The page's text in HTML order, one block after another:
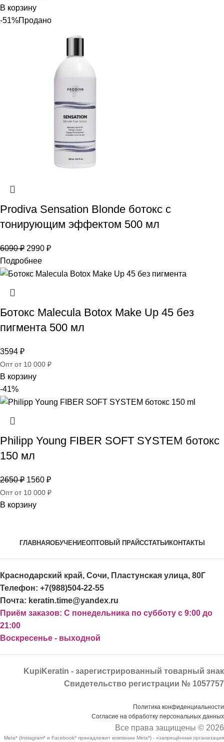
В корзину
-51%Продано
Prodiva Sensation Blonde ботокс с
тонирующим эффектом 500 мл
6090₽ 2990 ₽
Подробнее
Ботокс Malecula Botox Make Up 45 без
пигмента 500 мл
3594 ₽
Опт от 10 000 ₽
В корзину
-41%
Philipp Young FIBER SOFT SYSTEM ботокс
150 мл
2650₽ 1560 ₽
Опт от 10 000 ₽
В корзину
ГЛАВНАЯОБУЧЕНИЕОПТОВЫЙ ПРАЙССТАТЬИ КОНТАКТЫ
Краснодарский край, Сочи, Пластунская улица, 80Г
Телефон: +7(988)504-22-55
Почта: keratin.time@yandex.ru
Приём заказов: С понедельника по субботу с 9:00 до
21:00
Воскресенье - выходной
KupiKeratin - зарегистрированный товарный знак
Свидетельство регистрации № 1057757
Политика конфиденциальности
Согласие на обработку персональных данных
Все права защищены © 2026
Meta* (Instagram* и Facebook* принадлежит компании Meta*) - «запрещённая организация